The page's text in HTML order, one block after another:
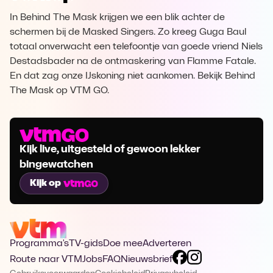
In Behind The Mask krijgen we een blik achter de
schermen bij de Masked Singers. Zo kreeg Guga Baul
totaal onverwacht een telefoontje van goede vriend Niels
Destadsbader na de ontmaskering van Flamme Fatale.
En dat zag onze IJskoning niet aankomen. Bekijk Behind
The Mask op VTM GO.
Kijk live, uitgesteld of gewoon lekker
bingewatchen
Kijk op
Programma's TV-gidsDoe meeAdverteren
Route naar VTMJobsFAQNieuwsbrief